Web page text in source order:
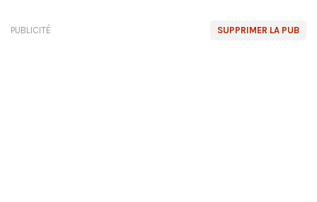
SUPPRIMER LA PUB
PUBLICITÉ